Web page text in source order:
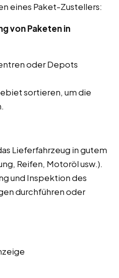
eines Paket-Zustellers:
von Paketen in
oder Depots
sortieren, um die
Lieferfahrzeug in gutem
Reifen, Motoröl usw.).
und Inspektion des
durchführen oder